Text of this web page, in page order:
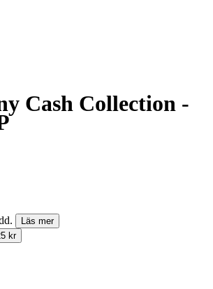
Cash Collection -
Läs mer
kr